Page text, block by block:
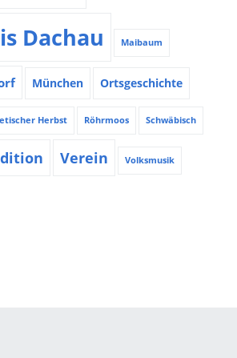
Dachau Maibaum
München Ortsgeschichte
Herbst Röhrmoos Schwäbisch
Verein Volksmusik